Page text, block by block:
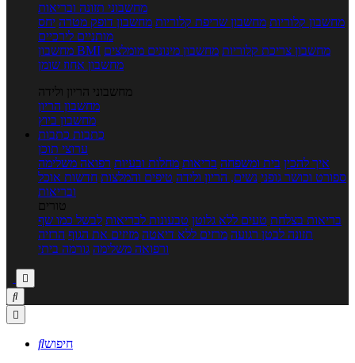
מחשבוני תזונה ובריאות
מחשבון קלוריות מחשבון שריפת קלוריות מחשבון דופק מטרה יחס
מותניים לירכיים
מחשבון BMI
מחשבון צריכת קלוריות מחשבון מינונים מומלצים
מחשבון אחוז שומן
מחשבוני הריון ולידה
מחשבון הריון
מחשבון ביוץ
כתבות כתבות
ערוצי תוכן
איך להכין בית ומשפחה בריאות מחלות ובעיות רפואה משלימה
ספורט וכושר גופני נשים, הריון ולידה טיפים והמלצות חדשות אוכל
ובריאות
טורים
בריאות בצלחת טעים ללא גלוטן טבעונות לבריאות לבשל כמו שף
תזונה לבטן רגועה מרזים ללא דיאטה מזיזים את הגוף הרזיה
ורפואה משלימה גורמה ביתי



חיפוש